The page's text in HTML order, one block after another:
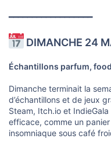
━━━━━━━━━━━━━━━━━━
DIMANCHE 24
Échantillons parfum,
Dimanche terminait la
d’échantillons et de jeux
Steam, Itch.io et
efficace, comme un
insomniaque sous café